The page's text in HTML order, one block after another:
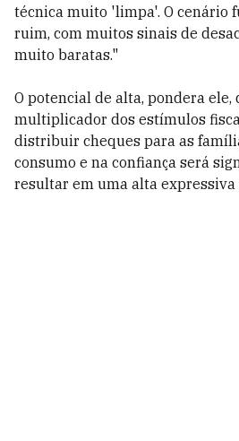
técnica muito 'limpa'. O cenário
ruim, com muitos sinais de
muito baratas."
O potencial de alta, pondera
multiplicador dos estímulos
distribuir cheques para as
consumo e na confiança será
resultar em uma alta expressiva